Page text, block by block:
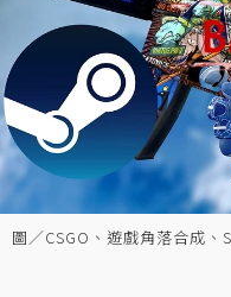
圖／CSGO、遊戲角落合成、